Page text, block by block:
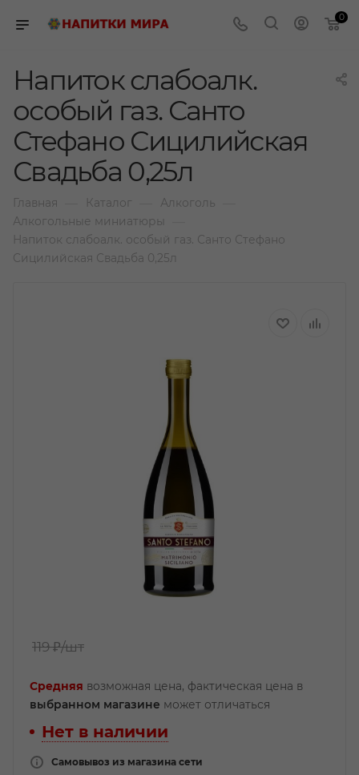
0
Напиток слабоалк.
особый газ. Санто
Стефано Сицилийская
Свадьба 0,25л
Главная Каталог Алкоголь
Алкогольные миниатюры
Напиток слабоалк. особый газ. Санто Стефано
Сицилийская Свадьба 0,25л
119 ₽/шт
Средняя возможная цена, фактическая цена в
выбранном магазине может отличаться
Нет в наличии
Самовывоз из магазина сети